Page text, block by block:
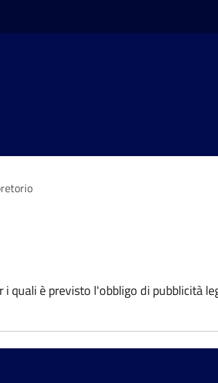
è previsto l'obbligo di pubblicità